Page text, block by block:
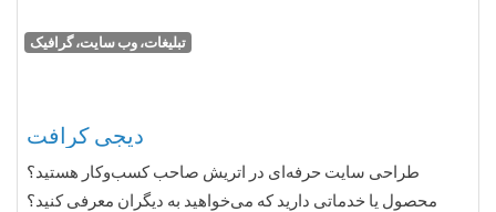
تبلیغات، وب سایت، گرافیک
دیجی کرافت
طراحی سایت حرفه‌ای در اتریش صاحب کسب‌وکار هستید؟
محصول یا خدماتی دارید که می‌خواهید به دیگران معرفی کنید؟